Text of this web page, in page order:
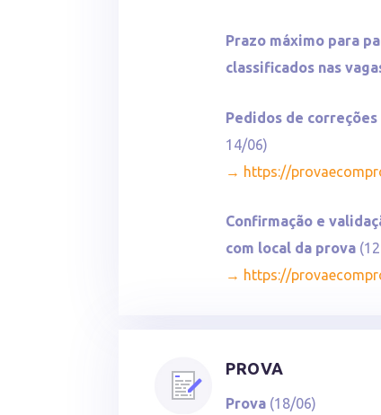
Prazo máximo para
classificados nas
Pedidos de
14/06)
→ https://
Confirmação e
com local da prova
→ https://
PROVA
Prova (18/06)